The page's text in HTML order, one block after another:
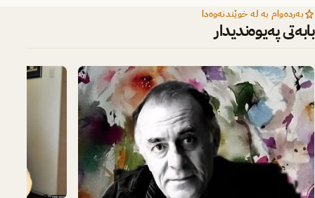
بەردەوام بە لە خوێندنەوەدا
بابەتی پەیوەندیدار